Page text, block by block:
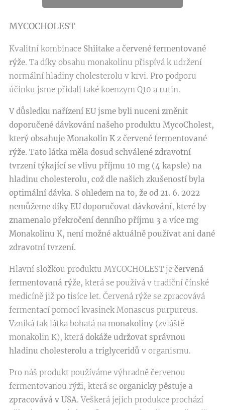
MYCOCHOLEST
Kvalitní kombinace Shiitake a červené fermentované
rýže. Ta díky obsahu monakolinu přispívá k udržení
normální hladiny cholesterolu v krvi. Pro podporu
účinku jsme přidali také koenzym Q10 a rutin.
V důsledku nařízení EU jsme byli nuceni změnit
doporučené dávkování našeho produktu MycoCholest,
který obsahuje Monakolin K z červené fermentované
rýže. Tato látka měla dosud schválené zdravotní
tvrzení týkající se vlivu příjmu 10 mg (4 kapsle) na
hladinu cholesterolu, což dle našich zkušeností byla
optimální dávka. S ohledem na to, že od 21. 6. 2022
nemůžeme díky EU doporučovat dávkování, které by
znamenalo překročení denního příjmu 3 a více mg
Monakolinu K, není možné aktuálně používat ani dané
zdravotní tvrzení.
Hlavní složkou produktu MYCOCHOLEST je červená
fermentovaná rýže, která se používá v tradiční čínské
medicíně již po tisíce let. Červená rýže se zpracovává
fermentací pomocí kvasinek Monascus purpureus.
Vzniká tak látka bohatá na monakoliny (zvláště
monakolin K), která dokáže udržovat správnou
hladinu cholesterolu a triglyceridů v organismu.
Pro náš produkt používáme výhradně červenou
fermentovanou rýži, která se organicky pěstuje a
zpracovává v USA. Veškerá jejich produkce prochází